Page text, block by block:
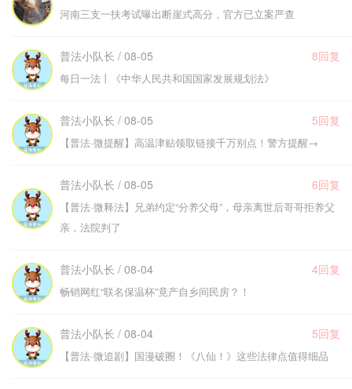
河南三支一扶考试曝出断崖式高分，官方已立案严查
普法小队长 / 08-05 8回复
每日一法丨《中华人民共和国国家发展规划法》
普法小队长 / 08-05 5回复
【普法·微提醒】高温津贴领取链接千万别点！警方提醒→
普法小队长 / 08-05 6回复
【普法·微释法】兄弟约定“分养父母”，母亲离世后哥哥拒养父
亲，法院判了
普法小队长 / 08-04 4回复
畅销网红“联名保温杯”竟产自乡间民房？！
普法小队长 / 08-04 5回复
【普法·微追剧】国漫破圈！《八仙！》这些法律点值得细品